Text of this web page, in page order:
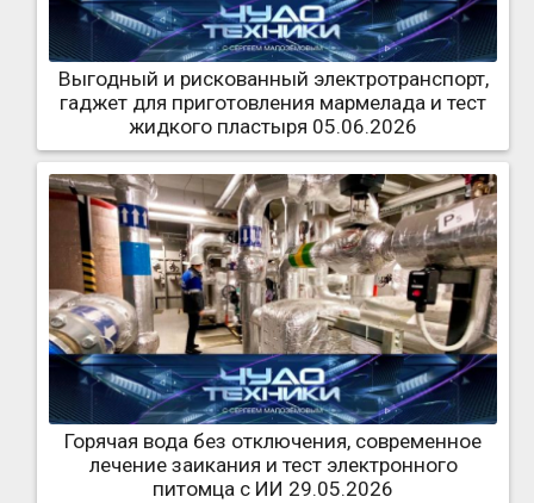
Выгодный и рискованный электротранспорт,
гаджет для приготовления мармелада и тест
жидкого пластыря 05.06.2026
Горячая вода без отключения, современное
лечение заикания и тест электронного
питомца с ИИ 29.05.2026